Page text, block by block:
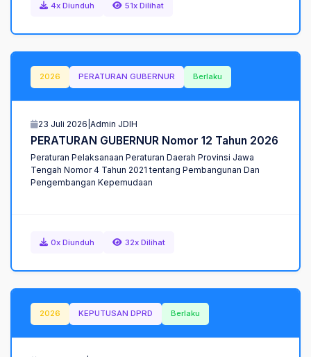
4x Diunduh 51x Dilihat
2026 PERATURAN GUBERNUR Berlaku
23 Juli 2026 Admin JDIH
PERATURAN GUBERNUR Nomor 12 Tahun 2026
Peraturan Pelaksanaan Peraturan Daerah Provinsi Jawa
Tengah Nomor 4 Tahun 2021 tentang Pembangunan Dan
Pengembangan Kepemudaan
0x Diunduh 32x Dilihat
2026 KEPUTUSAN DPRD Berlaku